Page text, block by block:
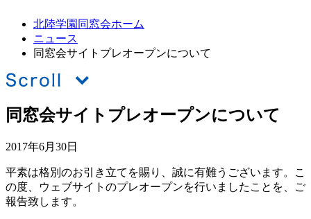
北陸学園同窓会ホーム
ニュース
同窓会サイトプレオープンについて
同窓会サイトプレオープンについて
2017年6月30日
平素は格別のお引き立てを賜り、誠に有難うございます。こ
の度、ウェブサイトのプレオープンを行いましたことを、ご
報告致します。